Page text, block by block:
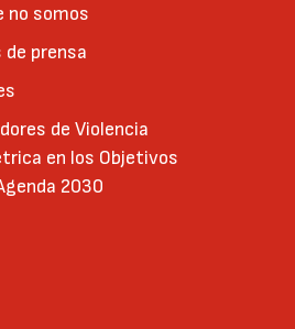
no somos
prensa
de Violencia
en los Objetivos
2030